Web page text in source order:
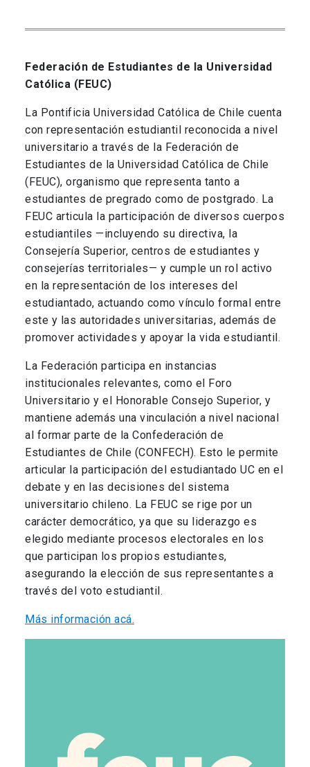
Federación de Estudiantes de la Universidad
Católica (FEUC)
La Pontificia Universidad Católica de Chile cuenta
con representación estudiantil reconocida a nivel
universitario a través de la Federación de
Estudiantes de la Universidad Católica de Chile
(FEUC), organismo que representa tanto a
estudiantes de pregrado como de postgrado. La
FEUC articula la participación de diversos cuerpos
estudiantiles —incluyendo su directiva, la
Consejería Superior, centros de estudiantes y
consejerías territoriales— y cumple un rol activo
en la representación de los intereses del
estudiantado, actuando como vínculo formal entre
este y las autoridades universitarias, además de
promover actividades y apoyar la vida estudiantil.
La Federación participa en instancias
institucionales relevantes, como el Foro
Universitario y el Honorable Consejo Superior, y
mantiene además una vinculación a nivel nacional
al formar parte de la Confederación de
Estudiantes de Chile (CONFECH). Esto le permite
articular la participación del estudiantado UC en el
debate y en las decisiones del sistema
universitario chileno. La FEUC se rige por un
carácter democrático, ya que su liderazgo es
elegido mediante procesos electorales en los
que participan los propios estudiantes,
asegurando la elección de sus representantes a
través del voto estudiantil.
Más información acá.